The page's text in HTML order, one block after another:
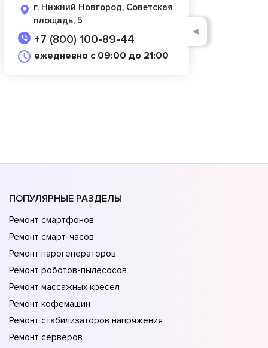
г. Нижний Новгород, Советская
площадь, 5
+7 (800) 100-89-44
ежедневно с 09:00 до 21:00
◄
ПОПУЛЯРНЫЕ РАЗДЕЛЫ
Ремонт смартфонов
Ремонт смарт-часов
Ремонт парогенераторов
Ремонт роботов-пылесосов
Ремонт массажных кресел
Ремонт кофемашин
Ремонт стабилизаторов напряжения
Ремонт серверов